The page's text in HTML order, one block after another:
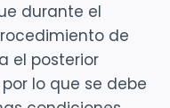
durante el
de
el posterior
lo que se debe